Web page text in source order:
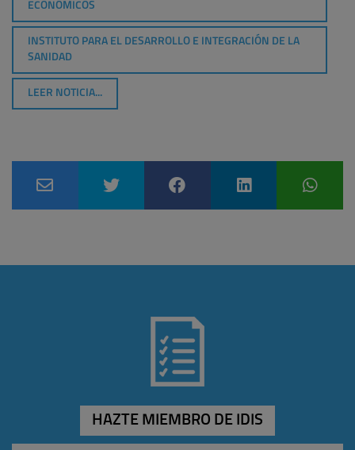
ECONÓMICOS
INSTITUTO PARA EL DESARROLLO E INTEGRACIÓN DE LA
SANIDAD
LEER NOTICIA...
HAZTE MIEMBRO DE IDIS